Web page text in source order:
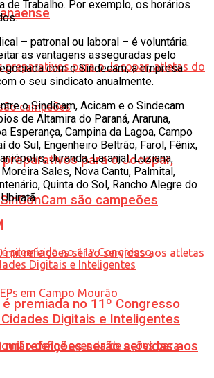
preparativos para o Jocopar,
são campeões
mil refeições serão servidas aos
de Trabalho. Por exemplo, os horários
– patronal ou laboral – é voluntária.
as vantagens asseguradas pelo
com o Sindecam, a empresa
o seu sindicato anualmente.
o Sindicam, Acicam e o Sindecam
de Altamira do Paraná, Araruna,
Esperança, Campina da Lagoa, Campo
do Sul, Engenheiro Beltrão, Farol, Fênix,
Juranda, Laranjal, Luziana,
Sales, Nova Cantu, Palmital,
Quinta do Sol, Rancho Alegre do
premiada no 11º Congresso
Digitais e Inteligentes